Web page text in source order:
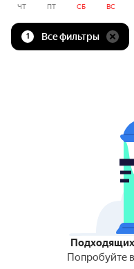
ЧТ ПТ СБ ВС
1 Все фильтры
Попробуйте